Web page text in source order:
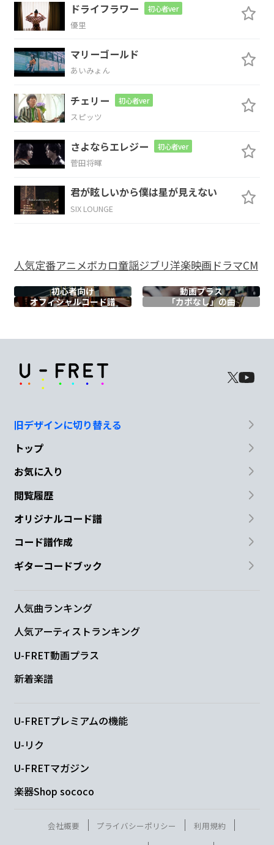
完全包囲 白旗よ
早く ここから連れ出して
Am
Em
代わり映えはない の
からかいようのない 回想
あれも これもと 思い出して
しのごの 言ってる間に
Em
反面教師 演じてる今日も
取り繕って 担うの全部
終わらせないよ
F G
ドライフラワー 初心者ver
優里
マリーゴールド
あいみょん
チェリー 初心者ver
スピッツ
さよならエレジー 初心者ver
菅田将暉
君が眩しいから僕は星が見えない
SIX LOUNGE
人気定番アニメボカロ童謡ジブリ洋楽映画ドラマCM
初心者向け
動画プラス
オフィシャルコード譜 「カポなし」の曲
旧デザインに切り替える
トップ
お気に入り
閲覧履歴
オリジナルコード譜
コード譜作成
ギターコードブック
人気曲ランキング
人気アーティストランキング
U-FRET動画プラス
新着楽譜
U-FRETプレミアムの機能
U-リク
U-FRETマガジン
楽器Shop sococo
会社概要 プライバシーポリシー
利用規約